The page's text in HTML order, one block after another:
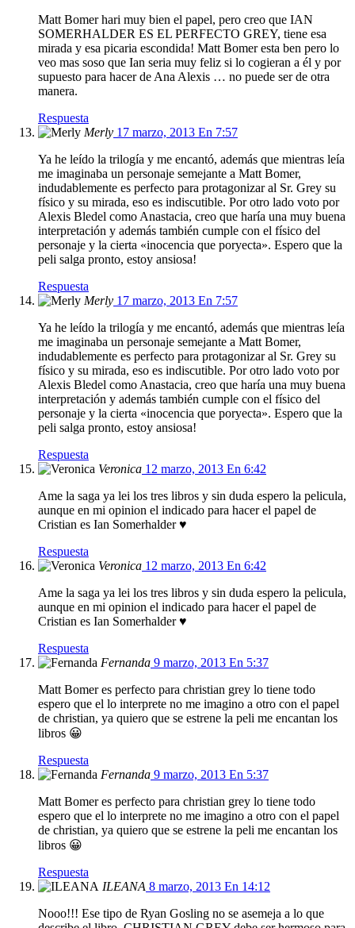
Matt Bomer hari muy bien el papel, pero creo que IAN
SOMERHALDER ES EL PERFECTO GREY, tiene esa
mirada y esa picaria escondida! Matt Bomer esta ben pero lo
veo mas soso que Ian seria muy feliz si lo cogieran a él y por
supuesto para hacer de Ana Alexis … no puede ser de otra
manera.
Respuesta
Merly 17 marzo, 2013 En 7:57
Ya he leído la trilogía y me encantó, además que mientras leía
me imaginaba un personaje semejante a Matt Bomer,
indudablemente es perfecto para protagonizar al Sr. Grey su
físico y su mirada, eso es indiscutible. Por otro lado voto por
Alexis Bledel como Anastacia, creo que haría una muy buena
interpretación y además también cumple con el físico del
personaje y la cierta «inocencia que poryecta». Espero que la
peli salga pronto, estoy ansiosa!
Respuesta
Merly 17 marzo, 2013 En 7:57
Ya he leído la trilogía y me encantó, además que mientras leía
me imaginaba un personaje semejante a Matt Bomer,
indudablemente es perfecto para protagonizar al Sr. Grey su
físico y su mirada, eso es indiscutible. Por otro lado voto por
Alexis Bledel como Anastacia, creo que haría una muy buena
interpretación y además también cumple con el físico del
personaje y la cierta «inocencia que poryecta». Espero que la
peli salga pronto, estoy ansiosa!
Respuesta
Veronica 12 marzo, 2013 En 6:42
Ame la saga ya lei los tres libros y sin duda espero la pelicula,
aunque en mi opinion el indicado para hacer el papel de
Cristian es Ian Somerhalder ♥
Respuesta
Veronica 12 marzo, 2013 En 6:42
Ame la saga ya lei los tres libros y sin duda espero la pelicula,
aunque en mi opinion el indicado para hacer el papel de
Cristian es Ian Somerhalder ♥
Respuesta
Fernanda 9 marzo, 2013 En 5:37
Matt Bomer es perfecto para christian grey lo tiene todo
espero que el lo interprete no me imagino a otro con el papel
de christian, ya quiero que se estrene la peli me encantan los
libros 😀
Respuesta
Fernanda 9 marzo, 2013 En 5:37
Matt Bomer es perfecto para christian grey lo tiene todo
espero que el lo interprete no me imagino a otro con el papel
de christian, ya quiero que se estrene la peli me encantan los
libros 😀
Respuesta
ILEANA 8 marzo, 2013 En 14:12
Nooo!!! Ese tipo de Ryan Gosling no se asemeja a lo que